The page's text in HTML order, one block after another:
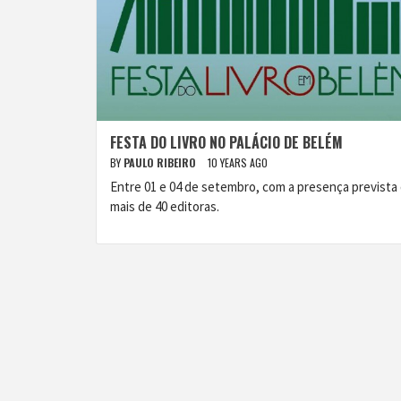
FESTA DO LIVRO NO PALÁCIO DE BELÉM
BY PAULO RIBEIRO 10 YEARS AGO
Entre 01 e 04 de setembro, com a presença prevista
mais de 40 editoras.